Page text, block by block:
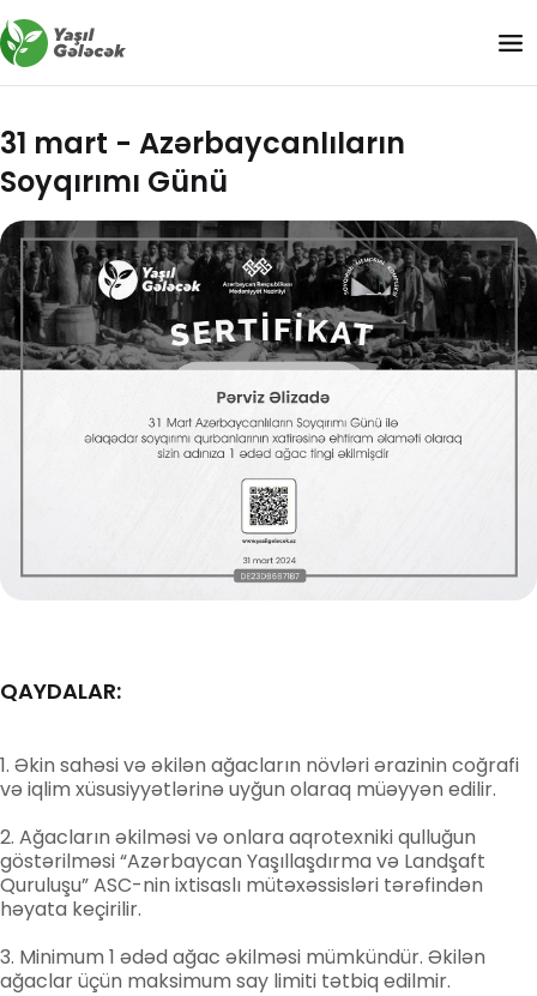
31 mart - Azərbaycanlıların
Soyqırımı Günü
QAYDALAR:
Əkin sahəsi və əkilən ağacların növləri ərazinin coğrafi
və iqlim xüsusiyyətlərinə uyğun olaraq müəyyən edilir.
Ağacların əkilməsi və onlara aqrotexniki qulluğun
göstərilməsi “Azərbaycan Yaşıllaşdırma və Landşaft
Quruluşu” ASC-nin ixtisaslı mütəxəssisləri tərəfindən
həyata keçirilir.
Minimum 1 ədəd ağac əkilməsi mümkündür. Əkilən
ağaclar üçün maksimum say limiti tətbiq edilmir.